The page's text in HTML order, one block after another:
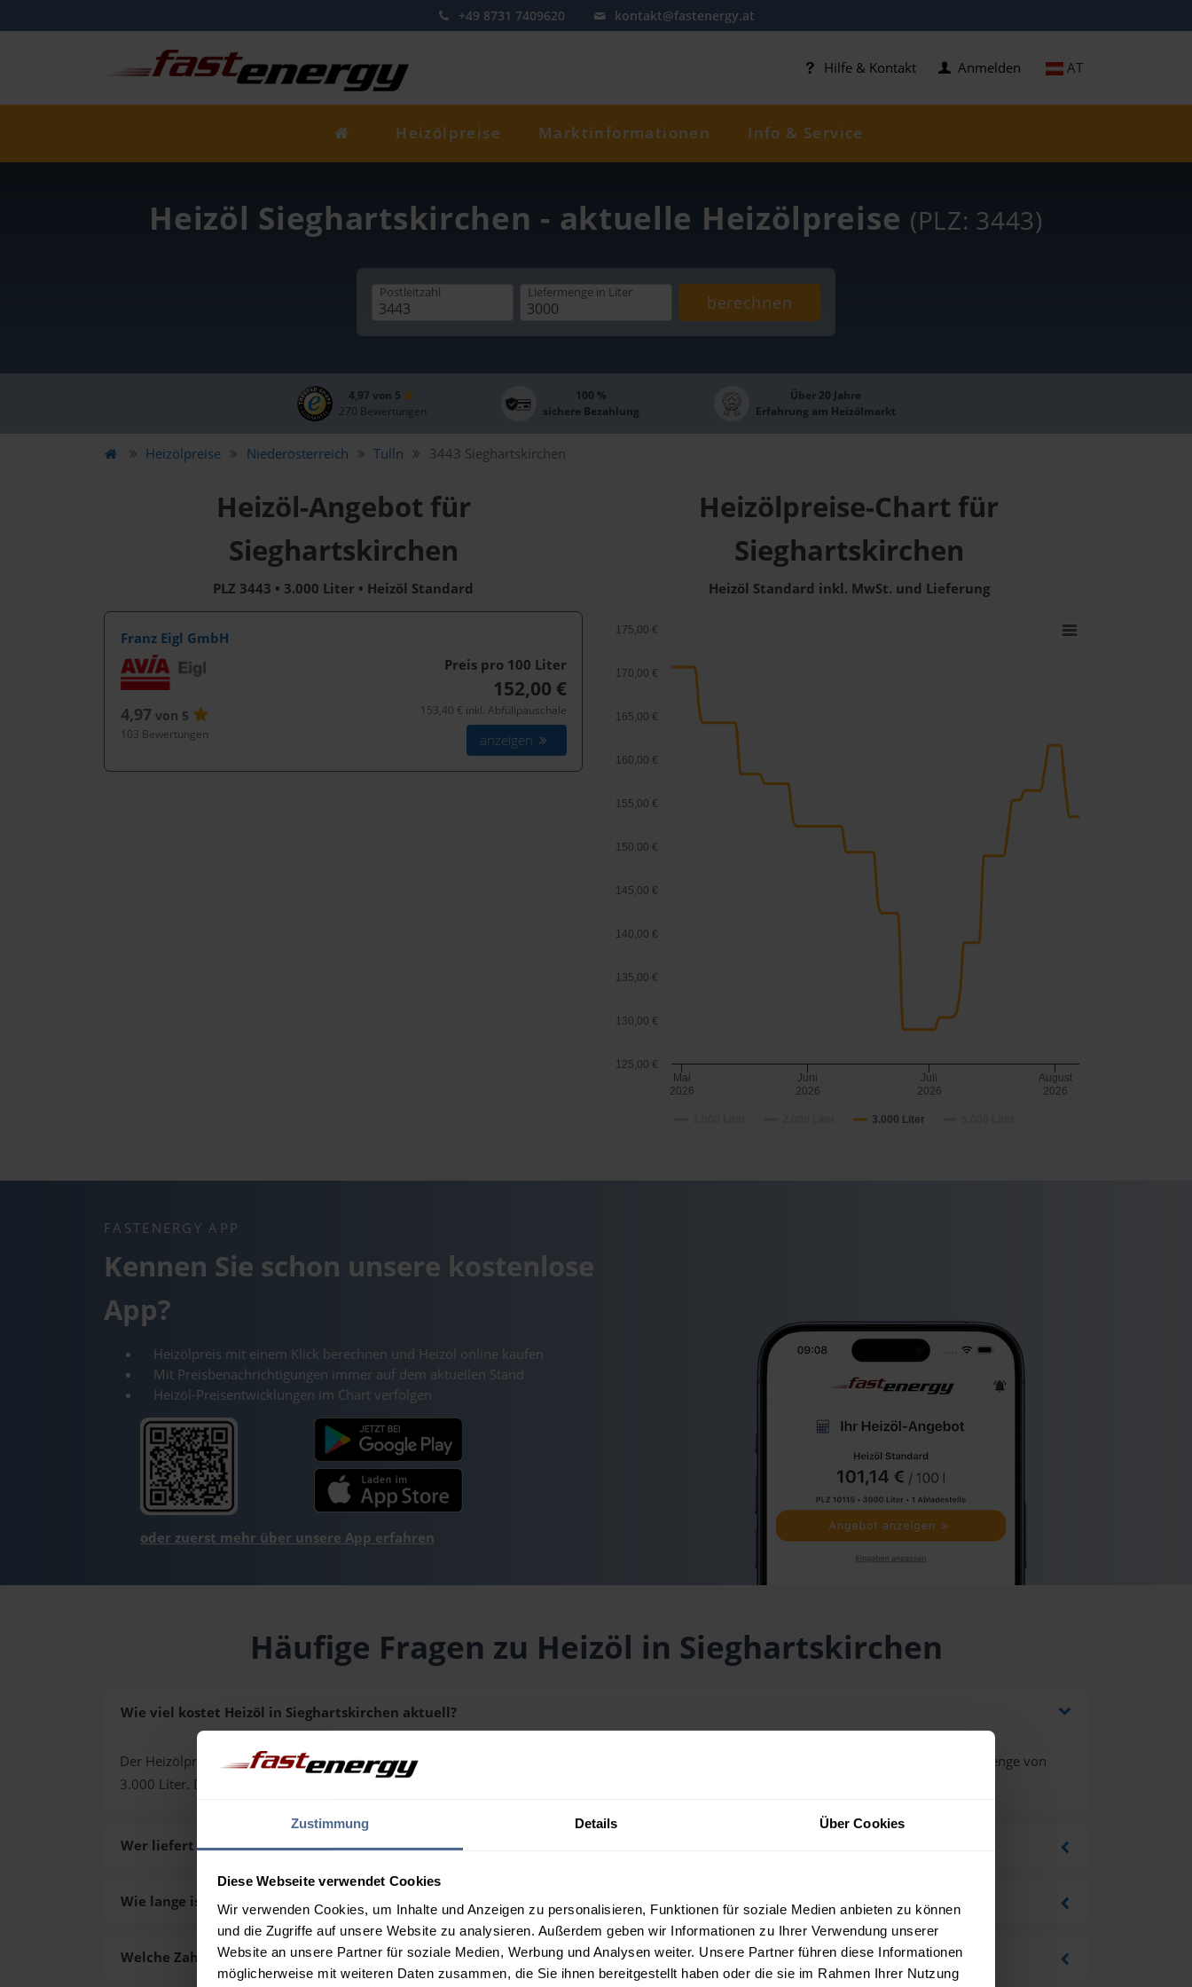
Zustimmung Details Über Cookies
Diese Webseite verwendet Cookies
Wir verwenden Cookies, um Inhalte und Anzeigen zu personalisieren, Funktionen für soziale Medien anbieten zu können
und die Zugriffe auf unsere Website zu analysieren. Außerdem geben wir Informationen zu Ihrer Verwendung unserer
Website an unsere Partner für soziale Medien, Werbung und Analysen weiter. Unsere Partner führen diese Informationen
möglicherweise mit weiteren Daten zusammen, die Sie ihnen bereitgestellt haben oder die sie im Rahmen Ihrer Nutzung
+49 8731 7409620 kontakt@fastenergy.at
AT
Hilfe & Kontakt Anmelden
Heizölpreise Marktinformationen Info & Service
Heizöl Sieghartskirchen - aktuelle Heizölpreise (PLZ: 3443)
Postleitzahl Liefermenge in Liter berechnen
4,97 von 5
270 Bewertungen
100 %
sichere Bezahlung
Über 20 Jahre
Erfahrung am Heizölmarkt
Heizölpreise Niederösterreich Tulln 3443 Sieghartskirchen
Heizöl-Angebot für
Sieghartskirchen
PLZ 3443 • 3.000 Liter • Heizöl Standard
Franz Eigl GmbH
4,97von 5
103 Bewertungen
Preis pro 100 Liter
152,00 €
153,40 € inkl. Abfüllpauschale
anzeigen
Heizölpreise-Chart für
Sieghartskirchen
Heizöl Standard inkl. MwSt. und Lieferung
3.000 Liter
Mai
2026
Juni
2026
Juli
2026
August
2026
125,00 €
130,00 €
135,00 €
140,00 €
145,00 €
150,00 €
155,00 €
160,00 €
165,00 €
170,00 €
175,00 €
FASTENERGY APP
Kennen Sie schon unsere kostenlose
App?
Heizölpreis mit einem Klick berechnen und Heizöl online kaufen
Mit Preisbenachrichtigungen immer auf dem aktuellen Stand
Heizöl-Preisentwicklungen im Chart verfolgen
oder zuerst mehr über unsere App erfahren
Häufige Fragen zu Heizöl in Sieghartskirchen
Wie viel kostet Heizöl in Sieghartskirchen aktuell?
Der Heizölpreis in Sieghartskirchen (PLZ 3443) liegt aktuell bei
inklusive Lieferung und Mehrwertsteuer bei einer Bestellmenge von
3.000 Liter. Den exakten Preis für Ihre Wunschmenge erhalten Sie über unseren
Wer liefert das Heizöl in Sieghartskirchen aus?
Wie lange ist die Lieferzeit des Heizöls in Sieghartskirchen?
Welche Zahlungsarten gibt es?